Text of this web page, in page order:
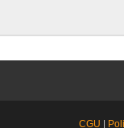
CGU